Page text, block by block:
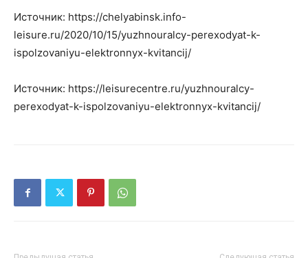
Источник: https://chelyabinsk.info-
leisure.ru/2020/10/15/yuzhnouralcy-perexodyat-k-
ispolzovaniyu-elektronnyx-kvitancij/
Источник: https://leisurecentre.ru/yuzhnouralcy-
perexodyat-k-ispolzovaniyu-elektronnyx-kvitancij/